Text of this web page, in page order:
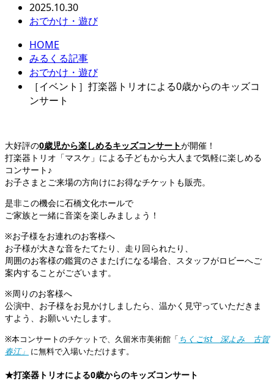
2025.10.30
おでかけ・遊び
HOME
みるくる記事
おでかけ・遊び
［イベント］打楽器トリオによる0歳からのキッズコ
ンサート
大好評の0歳児から楽しめるキッズコンサートが開催！
打楽器トリオ「マスケ」による子どもから大人まで気軽に楽しめる
コンサート♪
お子さまとご来場の方向けにお得なチケットも販売。
是非この機会に石橋文化ホールで
ご家族と一緒に音楽を楽しみましょう！
※お子様をお連れのお客様へ
お子様が大きな音をたてたり、走り回られたり、
周囲のお客様の鑑賞のさまたげになる場合、スタッフがロビーへご
案内することがございます。
※周りのお客様へ
公演中、お子様をお見かけしましたら、温かく見守っていただきま
すよう、お願いいたします。
※本コンサートのチケットで、久留米市美術館「 ちくごist 深よみ 古賀
春江」 に無料で入場いただけます。
★打楽器トリオによる0歳からのキッズコンサート